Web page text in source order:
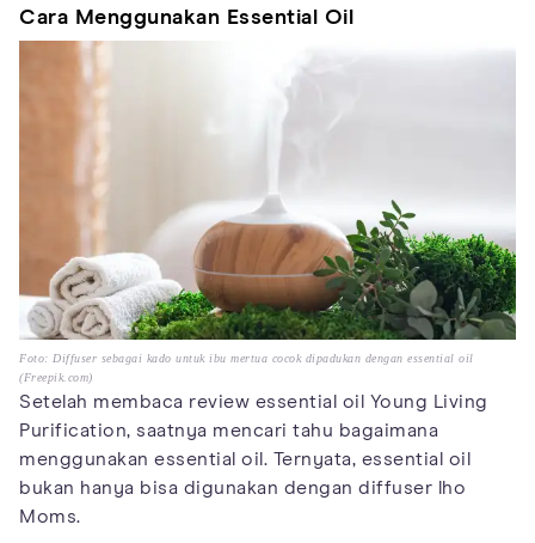
Cara Menggunakan Essential Oil
Foto: Diffuser sebagai kado untuk ibu mertua cocok dipadukan dengan essential oil
(Freepik.com)
Setelah membaca review essential oil Young Living
Purification, saatnya mencari tahu bagaimana
menggunakan essential oil. Ternyata, essential oil
bukan hanya bisa digunakan dengan diffuser lho
Moms.